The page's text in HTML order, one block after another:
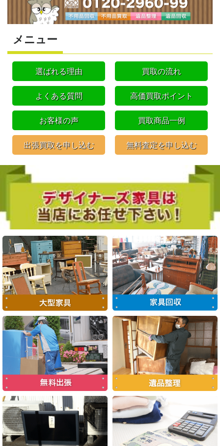
メニュー
選ばれる理由 買取の流れ
よくある質問 高価買取ポイント
お客様の声 買取商品一例
出張買取を申し込む 無料査定を申し込む